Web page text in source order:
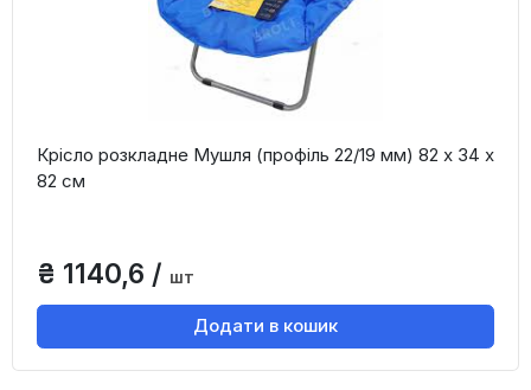
Крісло розкладне Мушля (профіль 22/19 мм) 82 х 34 х
82 см
₴ 1140,6 / шт
Додати в кошик